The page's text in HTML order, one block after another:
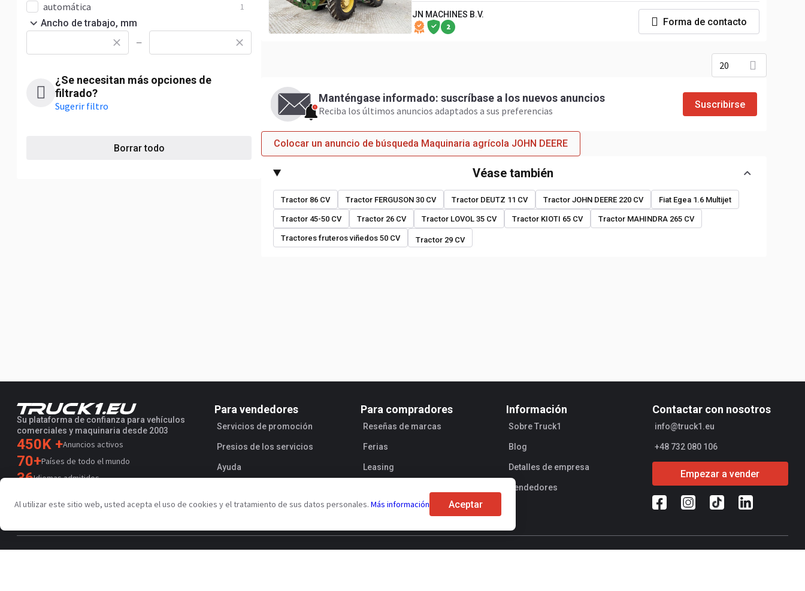
automática 1
Ancho de trabajo, mm
—
¿Se necesitan más opciones de
filtrado?
Sugerir filtro
Borrar todo
JN MACHINES B.V.
2 Forma de contacto
20
Manténgase informado: suscríbase a los nuevos anuncios
Reciba los últimos anuncios adaptados a sus preferencias
Suscribirse
Colocar un anuncio de búsqueda Maquinaria agrícola JOHN DEERE
Véase también
Tractor 86 CV Tractor FERGUSON 30 CV Tractor DEUTZ 11 CV Tractor JOHN DEERE 220 CV Fiat Egea 1.6 Multijet
Tractor 45-50 CV Tractor 26 CV Tractor LOVOL 35 CV Tractor KIOTI 65 CV Tractor MAHINDRA 265 CV
Tractores fruteros viñedos 50 CV Tractor 29 CV
Su plataforma de confianza para vehículos
comerciales y maquinaria desde 2003
450K +Anuncios activos
70+Países de todo el mundo
36Idiomas admitidos
4.7/5
Trustpilot
Para vendedores
Servicios de promoción
Presios de los servicios
Ayuda
Para compradores
Reseñas de marcas
Ferias
Leasing
Información
Sobre Truck1
Blog
Detalles de empresa
Vendedores
Contactar con nosotros
info@truck1.eu
+48 732 080 106
Empezar a vender
Al utilizar este sitio web, usted acepta el uso de cookies y el tratamiento de sus datos personales. Más información Aceptar